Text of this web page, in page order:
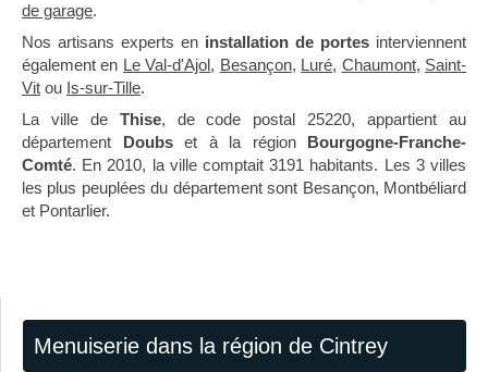
de garage.
Nos artisans experts en installation de portes interviennent
également en Le Val-d'Ajol, Besançon, Luré, Chaumont, Saint-
Vit ou Is-sur-Tille.
La ville de Thise, de code postal 25220, appartient au
département Doubset à la région Bourgogne-Franche-
Comté. En 2010, la ville comptait 3191 habitants. Les 3 villes
les plus peuplées du département sont Besançon, Montbéliard
et Pontarlier.
Menuiserie dans la région de Cintrey